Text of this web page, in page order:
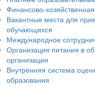
Финансово-
Вакантные места для
обучающихся
Международное
Организация питания в
организации
Внутренняя система
образования